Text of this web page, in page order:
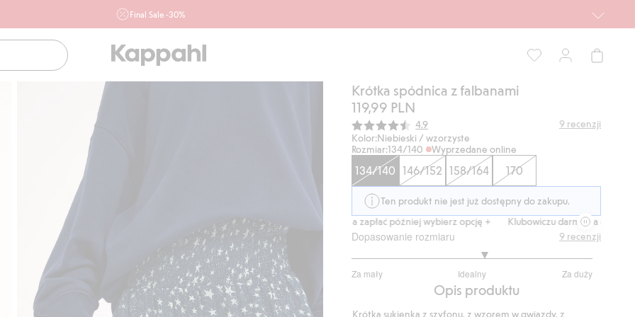
Final Sale -30%
ofertę, również z działu outlet do 10.8 w sklepach Kappahl i
Newbie oraz na kappahl.com. Ofert nie łączymy
Mężczyzna
Dziecko
Niemowlę
Krótka spódnica z falbanami
119,99 PLN
Średnia ocena:
4.9 9 recenzji
Kolor:Niebieski / wzorzyste
Rozmiar:134/140 Wyprzedane online
134/140 146/152 158/164 170
Ten produkt nie jest już dostępny do zakupu.
Klubowiczu darmowa dostawa od 150 zł
Kup teraz, a zapłać później wybierz opcję + Klubowiczu darmowa dostawa od
Dopasowanie rozmiaru
Za mały Idealny Za duży
na
9 recenzji
Opis produktu
Krótka sukienka z szyfonu, z wzorem w gwiazdy, z